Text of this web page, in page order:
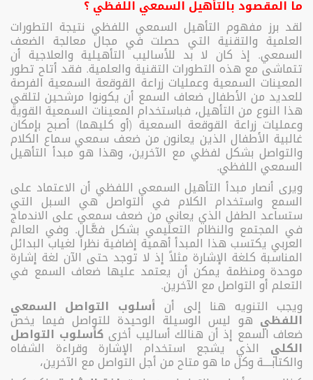
ما المقصود بالتأهيل السمعي اللفظي ؟
لقد برز مفهوم التأهيل السمعي اللفظي نتيجة التطورات
العلمية والتقنية التي حصلت في مجال معالجة الضعف
السمعي. إذ كان لا بد للأساليب التأهيلية والعلاجية أن
تتماشى مع هذه التطورات التقنية والعلمية. فقد أتاح تطور
المعينات السمعية وعمليات زراعة القوقعة السمعية الفرصة
للعديد من الأطفال ضعاف السمع أن يكونوا مرشحين لتلقي
هذا النوع من التأهيل، فباستخدام المعينات السمعية القوية
وعمليات زراعة القوقعة السمعية (أو كليهما) أصبح بإمكان
غالبية الأطفال الذين يعانون من ضعف سمعي سماع الكلام
والتواصل بشكل لفظي مع الآخرين، وهذا هو مبدأ التأهيل
السمعي اللفظي.
ويرى أنصار مبدأ التأهيل السمعي اللفظي أن الاعتماد على
السمع واستخدام الكلام في التواصل هي السبل التي
ستساعد الطفل الذي يعاني من ضعف سمعي على الاندماج
في المجتمع والنظام التعليمي بشكل فعَّـال. وفي العالم
العربي يكتسب هذا المبدأ أهمية إضافية نظراً لغياب البدائل
المناسبة كلغة الإشارة مثلاً إذ لا توجد حتى الآن لغة إشارة
موحدة ومنظمة يمكن أن يعتمد عليها ضعاف السمع في
التعلم أو التواصل مع الآخرين.
ويجب التنويه هنا إلى أن أسلوب التواصل السمعي
اللفظي هو ليس الوسيلة الوحيدة للتواصل فيما يخص
ضعاف السمع إذ أن هنالك أساليب أخرى كأسلوب التواصل
الكلي الذي يشجع استخدام الإشارة وقراءة الشفاه
والكتابــــة وكل ما هو متاح من أجل التواصل مع الآخرين،